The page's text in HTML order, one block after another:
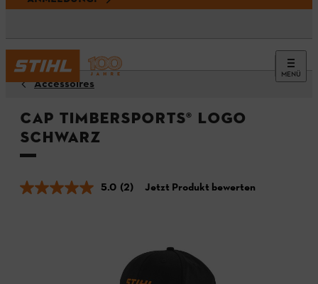
MENÜ
Accessoires
Cap TIMBERSPORTS® LOGO
Schwarz
5.0 (2) Jetzt Produkt bewerten